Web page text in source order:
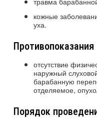
кожные
уха.
Противопоказания
отсутствие
наружный
барабанную
отделяемое,
Порядок